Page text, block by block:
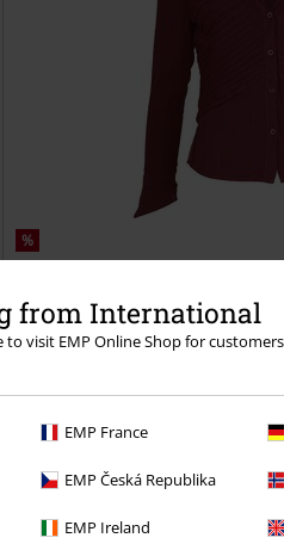
from International
to visit EMP Online Shop for
EMP France
EMP Česká Republika
EMP Ireland
%
Nocturne Nights - Evermore Eclipse